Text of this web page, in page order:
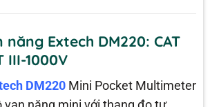
Extech DM220: CAT
III-1000V
DM220Mini Pocket Multimeter